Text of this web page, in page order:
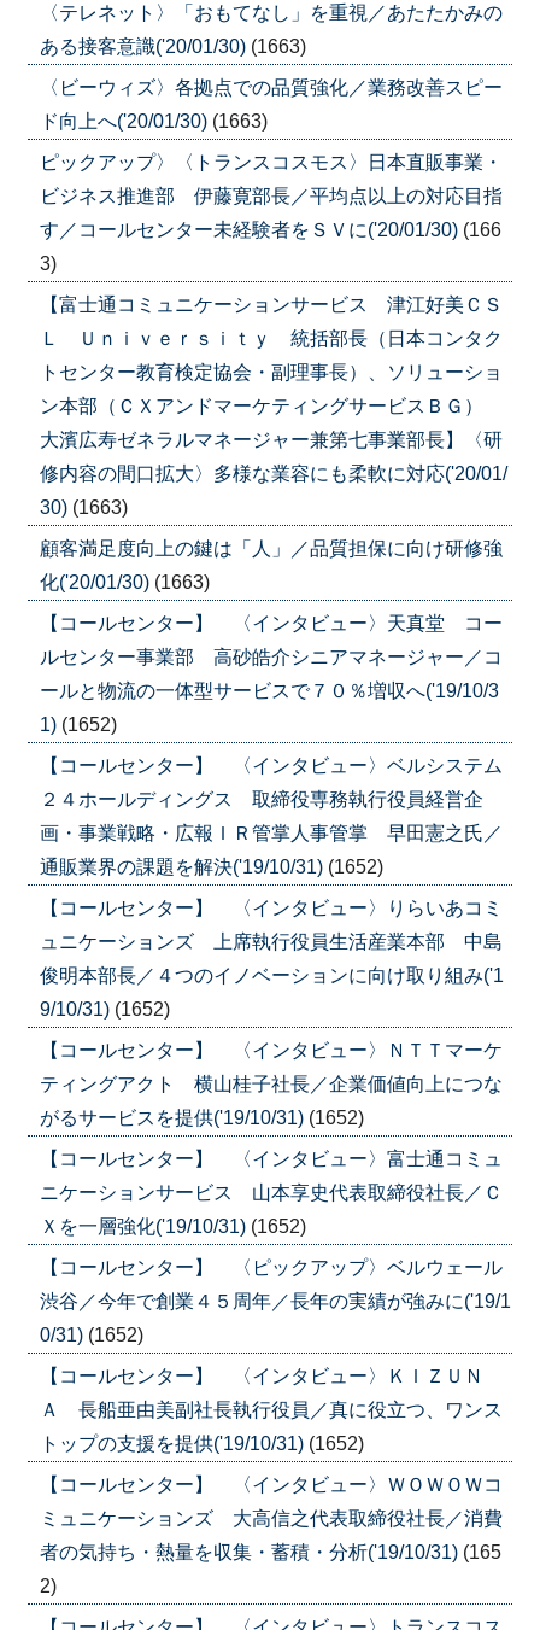
〈テレネット〉「おもてなし」を重視／あたたかみの
ある接客意識('20/01/30) (1663)
〈ビーウィズ〉各拠点での品質強化／業務改善スピー
ド向上へ('20/01/30) (1663)
ピックアップ〉〈トランスコスモス〉日本直販事業・
ビジネス推進部 伊藤寛部長／平均点以上の対応目指
す／コールセンター未経験者をＳＶに('20/01/30) (166
3)
【富士通コミュニケーションサービス 津江好美ＣＳ
Ｌ Ｕｎｉｖｅｒｓｉｔｙ 統括部長（日本コンタク
トセンター教育検定協会・副理事長）、ソリューショ
ン本部（ＣＸアンドマーケティングサービスＢＧ）
大濱広寿ゼネラルマネージャー兼第七事業部長】〈研
修内容の間口拡大〉多様な業容にも柔軟に対応('20/01/
30) (1663)
顧客満足度向上の鍵は「人」／品質担保に向け研修強
化('20/01/30) (1663)
【コールセンター】 〈インタビュー〉天真堂 コー
ルセンター事業部 高砂皓介シニアマネージャー／コ
ールと物流の一体型サービスで７０％増収へ('19/10/3
1) (1652)
【コールセンター】 〈インタビュー〉ベルシステム
２４ホールディングス 取締役専務執行役員経営企
画・事業戦略・広報ＩＲ管掌人事管掌 早田憲之氏／
通販業界の課題を解決('19/10/31) (1652)
【コールセンター】 〈インタビュー〉りらいあコミ
ュニケーションズ 上席執行役員生活産業本部 中島
俊明本部長／４つのイノベーションに向け取り組み('1
9/10/31) (1652)
【コールセンター】 〈インタビュー〉ＮＴＴマーケ
ティングアクト 横山桂子社長／企業価値向上につな
がるサービスを提供('19/10/31) (1652)
【コールセンター】 〈インタビュー〉富士通コミュ
ニケーションサービス 山本享史代表取締役社長／Ｃ
Ｘを一層強化('19/10/31) (1652)
【コールセンター】 〈ピックアップ〉ベルウェール
渋谷／今年で創業４５周年／長年の実績が強みに('19/1
0/31) (1652)
【コールセンター】 〈インタビュー〉ＫＩＺＵＮ
Ａ 長船亜由美副社長執行役員／真に役立つ、ワンス
トップの支援を提供('19/10/31) (1652)
【コールセンター】 〈インタビュー〉ＷＯＷＯＷコ
ミュニケーションズ 大高信之代表取締役社長／消費
者の気持ち・熱量を収集・蓄積・分析('19/10/31) (165
2)